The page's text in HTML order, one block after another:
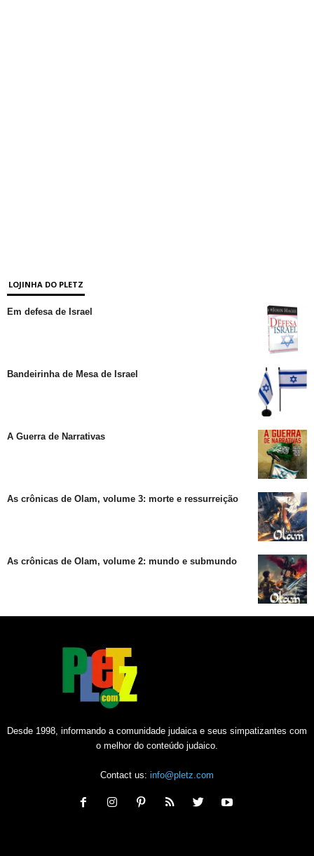
LOJINHA DO PLETZ
Em defesa de Israel
Bandeirinha de Mesa de Israel
A Guerra de Narrativas
As crônicas de Olam, volume 3: morte e ressurreição
As crônicas de Olam, volume 2: mundo e submundo
Desde 1998, informando a comunidade judaica e seus simpatizantes com
o melhor do conteúdo judaico.
Contact us: info@pletz.com